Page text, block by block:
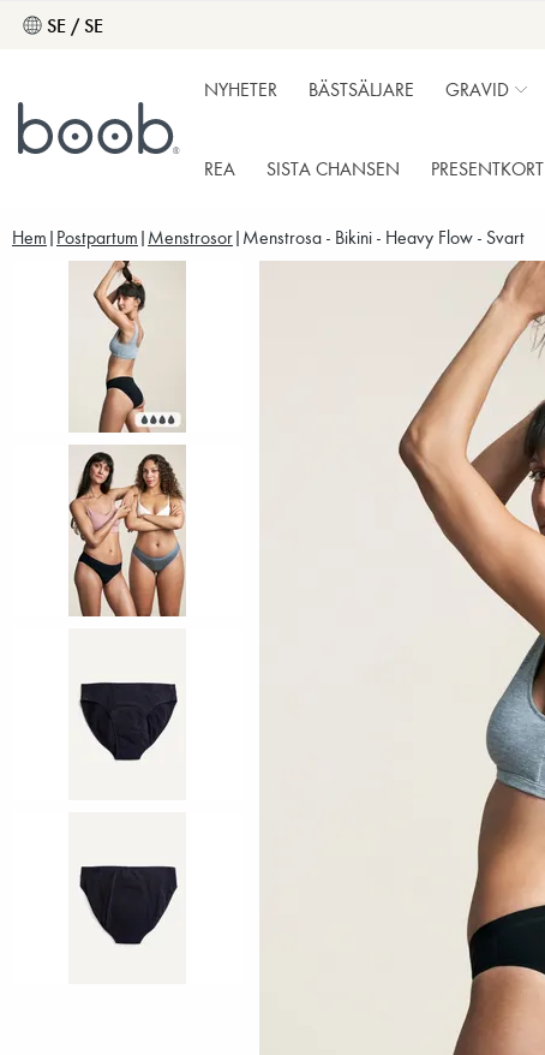
SE / SE
NYHETER BÄSTSÄLJARE GRAVID
REA SISTA CHANSEN PRESENTKORT
Hem Postpartum Menstrosor Menstrosa - Bikini - Heavy Flow - Svart